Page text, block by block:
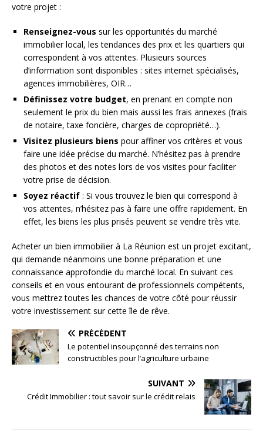
votre projet :
Renseignez-vous sur les opportunités du marché
immobilier local, les tendances des prix et les quartiers qui
correspondent à vos attentes. Plusieurs sources
d’information sont disponibles : sites internet spécialisés,
agences immobilières, OIR…
Définissez votre budget, en prenant en compte non
seulement le prix du bien mais aussi les frais annexes (frais
de notaire, taxe foncière, charges de copropriété…).
Visitez plusieurs biens pour affiner vos critères et vous
faire une idée précise du marché. N’hésitez pas à prendre
des photos et des notes lors de vos visites pour faciliter
votre prise de décision.
Soyez réactif : Si vous trouvez le bien qui correspond à
vos attentes, n’hésitez pas à faire une offre rapidement. En
effet, les biens les plus prisés peuvent se vendre très vite.
Acheter un bien immobilier à La Réunion est un projet excitant,
qui demande néanmoins une bonne préparation et une
connaissance approfondie du marché local. En suivant ces
conseils et en vous entourant de professionnels compétents,
vous mettrez toutes les chances de votre côté pour réussir
votre investissement sur cette île de rêve.
PRÉCÉDENT
Le potentiel insoupçonné des terrains non
constructibles pour l’agriculture urbaine
SUIVANT
Crédit Immobilier : tout savoir sur le crédit relais